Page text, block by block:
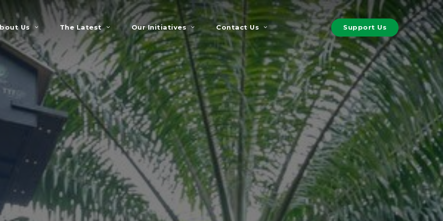
Us The Latest Our Initiatives Contact Us Support Us